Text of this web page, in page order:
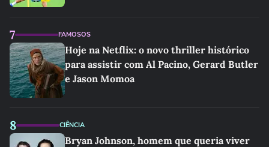
7 FAMOSOS
Hoje na Netflix: o novo thriller histórico
para assistir com Al Pacino, Gerard Butler
e Jason Momoa
8 CIÊNCIA
Bryan Johnson, homem que queria viver